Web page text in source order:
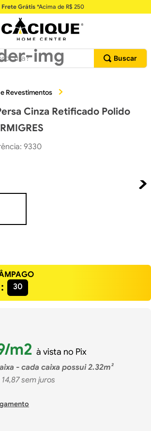
Frete Grátis*Acima de R$ 250
e Revestimentos
Cinza Retificado Polido
: 9330
30
/m2 à vista no Pix
- cada caixa possui 2.32m²
14,87sem juros